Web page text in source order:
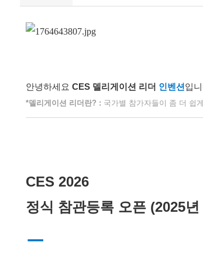
안녕하세요 CES 델리게이션 리더 인벤션 입
*델리게이션 리더란? : 국가별 참가자들이 좀 더 쉽게
CES 2026
정식 참관등록 오픈 (2025
ㅡ